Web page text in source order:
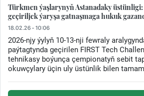
Türkmen ýaşlarynyň Astanadaky
geçiriljek ýaryşa gatnaşmaga hukuk
18.02.26 - 10:06
2026-njy ýylyň 10-13-nji fewraly
paýtagtynda geçirilen FIRST Tech
tehnikasy boýunça çempionatyň sebit
okuwçylary üçin uly üstünlik bilen